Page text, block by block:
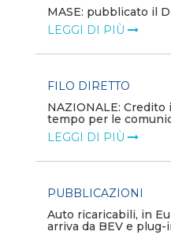
MASE: pubblicato il
LEGGI DI PIÙ
FILO DIRETTO
NAZIONALE: Credito
tempo per le
LEGGI DI PIÙ
PUBBLICAZIONI
Auto ricaricabili, in
arriva da BEV e plug-